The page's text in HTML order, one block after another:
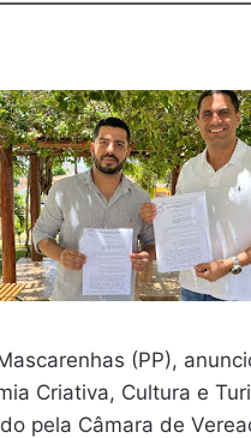
(PP),
Criativa, Cultura e
pela Câmara de